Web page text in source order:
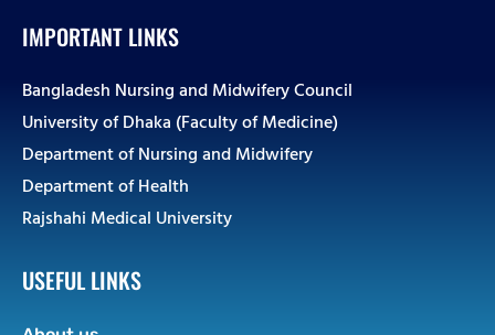
IMPORTANT LINKS
Bangladesh Nursing and Midwifery Council
University of Dhaka (Faculty of Medicine)
Department of Nursing and Midwifery
Department of Health
Rajshahi Medical University
USEFUL LINKS